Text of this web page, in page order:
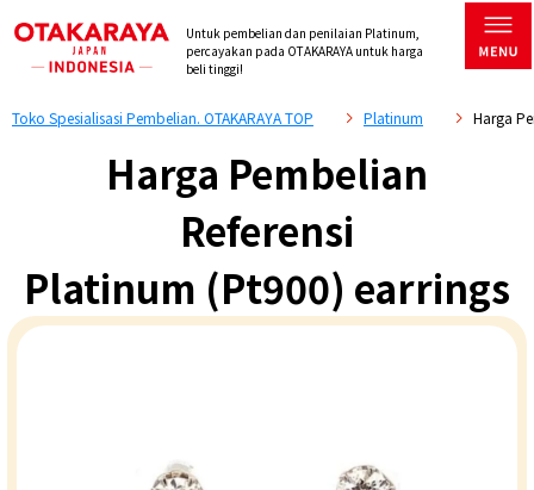
Untuk pembelian dan penilaian Platinum,
percayakan pada OTAKARAYA untuk harga
beli tinggi!
Toko Spesialisasi Pembelian. OTAKARAYA TOP Platinum Harga
Harga Pembelian
Referensi
Platinum (Pt900) earrings